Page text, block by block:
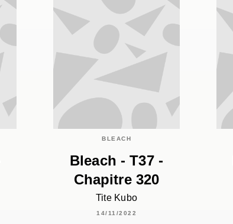
BLEACH
Bleach - T37 -
Chapitre 320
Tite Kubo
14/11/2022